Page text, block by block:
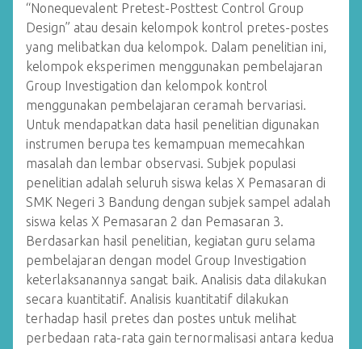
“Nonequevalent Pretest-Posttest Control Group
Design” atau desain kelompok kontrol pretes-postes
yang melibatkan dua kelompok. Dalam penelitian ini,
kelompok eksperimen menggunakan pembelajaran
Group Investigation dan kelompok kontrol
menggunakan pembelajaran ceramah bervariasi.
Untuk mendapatkan data hasil penelitian digunakan
instrumen berupa tes kemampuan memecahkan
masalah dan lembar observasi. Subjek populasi
penelitian adalah seluruh siswa kelas X Pemasaran di
SMK Negeri 3 Bandung dengan subjek sampel adalah
siswa kelas X Pemasaran 2 dan Pemasaran 3.
Berdasarkan hasil penelitian, kegiatan guru selama
pembelajaran dengan model Group Investigation
keterlaksanannya sangat baik. Analisis data dilakukan
secara kuantitatif. Analisis kuantitatif dilakukan
terhadap hasil pretes dan postes untuk melihat
perbedaan rata-rata gain ternormalisasi antara kedua